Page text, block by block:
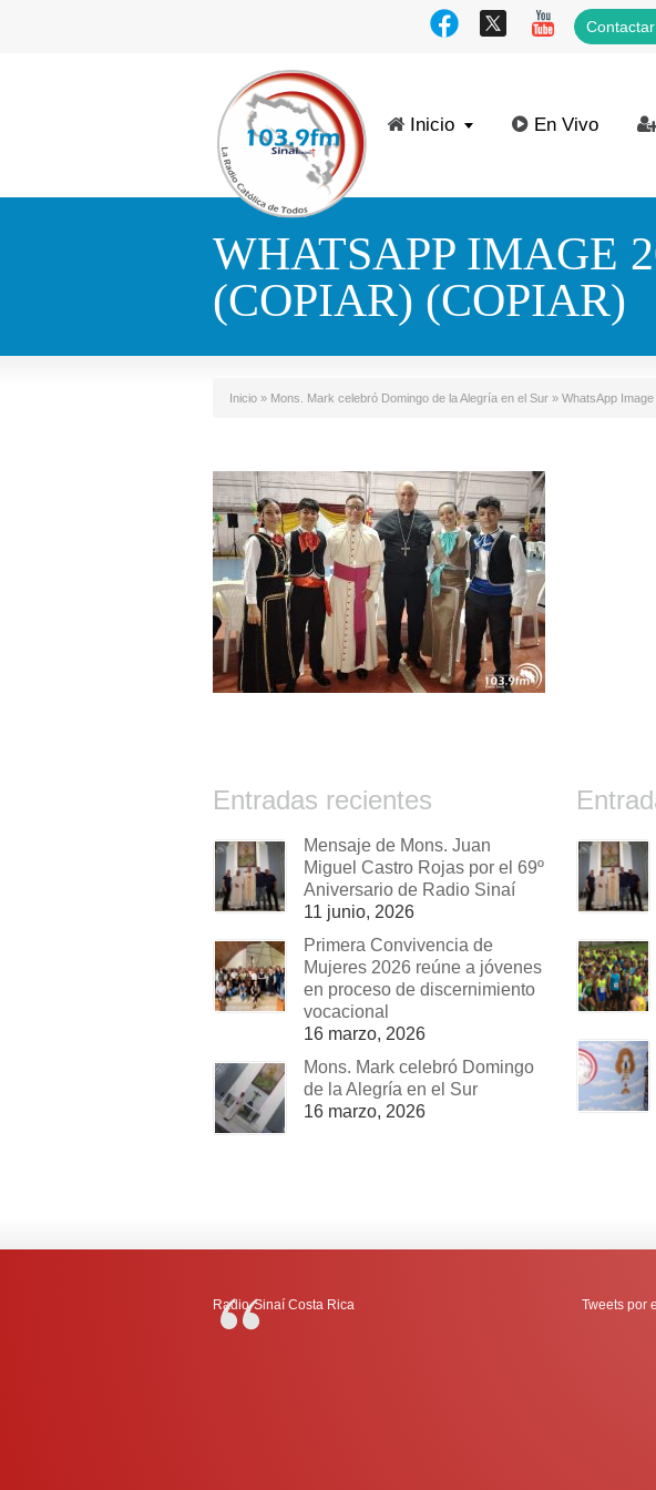
Inicio En Vivo
WHATSAPP IMAGE
(COPIAR) (COPIAR)
Inicio » Mons. Mark celebró Domingo de la Alegría en el Sur » WhatsApp
Entradas recientes
Mensaje de Mons. Juan
Miguel Castro Rojas por el 69º
Aniversario de Radio Sinaí
11 junio, 2026
Primera Convivencia de
Mujeres 2026 reúne a jóvenes
en proceso de discernimiento
vocacional
16 marzo, 2026
Mons. Mark celebró Domingo
de la Alegría en el Sur
16 marzo, 2026
Radio-Sinaí Costa Rica Tweets por